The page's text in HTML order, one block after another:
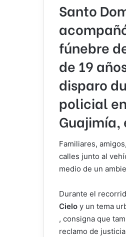
Santo
fúnebre
de 19
disparo
policial
Guajimía,
Familiares,
calles junto al
medio de un
Durante el
Cielo y un tema
, consigna que
reclamo de